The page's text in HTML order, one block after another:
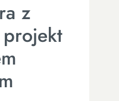
z